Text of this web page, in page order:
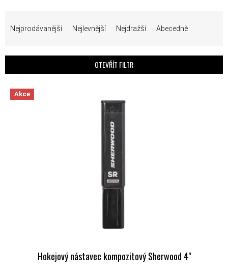
Nejprodávanější Nejlevnější Nejdražší Abecedně
OTEVŘÍT FILTR
VÝPIS PRODUKTŮ
Akce
Hokejový nástavec kompozitový Sherwood 4"